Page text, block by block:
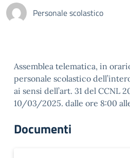
Personale scolastico
Assemblea telematica, in
personale scolastico
ai sensi dell’art. 31 del CCNL
10/03/2025. dalle ore 8:00
Documenti